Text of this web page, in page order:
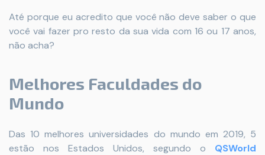
Até porque eu acredito que você não deve saber o que
você vai fazer pro resto da sua vida com 16 ou 17 anos,
não acha?
Melhores Faculdades do
Mundo
Das 10 melhores universidades do mundo em 2019, 5
estão nos Estados Unidos, segundo o QSWorld